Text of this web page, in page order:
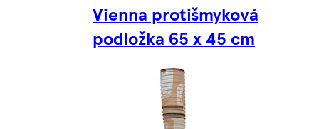
Vienna protišmyková
podložka 65 x 45 cm